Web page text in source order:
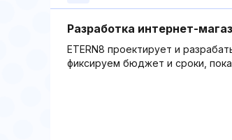
Разработка интернет-
ETERN8 проектирует и
фиксируем бюджет и сроки,